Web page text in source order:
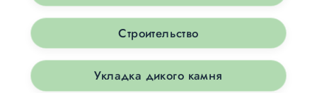
Строительство
Укладка дикого камня